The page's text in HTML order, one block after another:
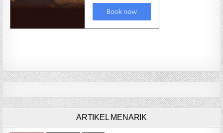
ARTIKEL MENARIK